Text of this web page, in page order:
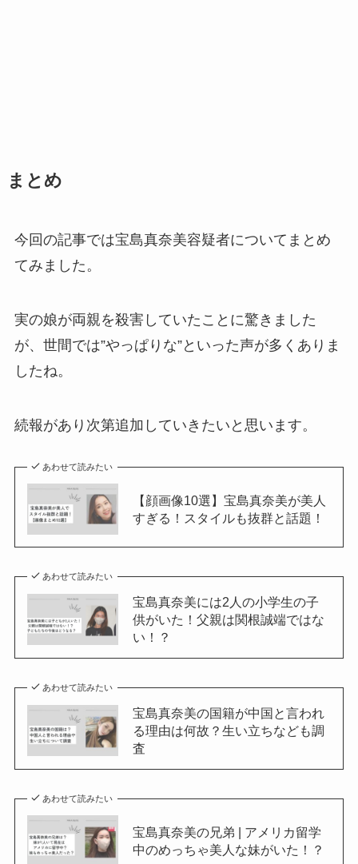
まとめ
今回の記事では宝島真奈美容疑者についてまとめ
てみました。
実の娘が両親を殺害していたことに驚きました
が、世間では”やっぱりな”といった声が多くありま
したね。
続報があり次第追加していきたいと思います。
あわせて読みたい
【顔画像10選】宝島真奈美が美人
すぎる！スタイルも抜群と話題！
あわせて読みたい
宝島真奈美には2人の小学生の子
供がいた！父親は関根誠端ではな
い！？
あわせて読みたい
宝島真奈美の国籍が中国と言われ
る理由は何故？生い立ちなども調
査
あわせて読みたい
宝島真奈美の兄弟 | アメリカ留学
中のめっちゃ美人な妹がいた！？